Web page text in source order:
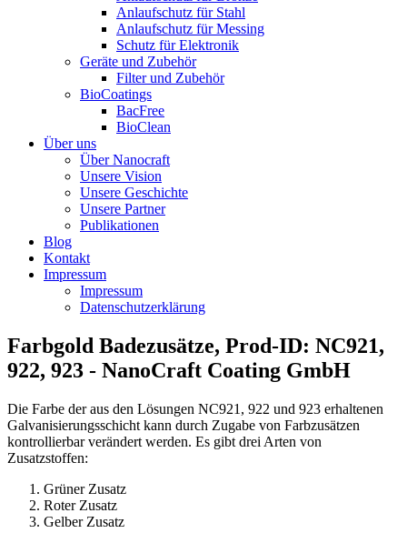
Anlaufschutz für Stahl
Anlaufschutz für Messing
Schutz für Elektronik
Geräte und Zubehör
Filter und Zubehör
BioCoatings
BacFree
BioClean
Über uns
Über Nanocraft
Unsere Vision
Unsere Geschichte
Unsere Partner
Publikationen
Blog
Kontakt
Impressum
Impressum
Datenschutzerklärung
Farbgold Badezusätze, Prod-ID: NC921,
922, 923 - NanoCraft Coating GmbH
Die Farbe der aus den Lösungen NC921, 922 und 923 erhaltenen
Galvanisierungsschicht kann durch Zugabe von Farbzusätzen
kontrollierbar verändert werden. Es gibt drei Arten von
Zusatzstoffen:
Grüner Zusatz
Roter Zusatz
Gelber Zusatz